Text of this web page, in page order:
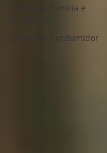
Direito de Família e
Direito do Consumidor